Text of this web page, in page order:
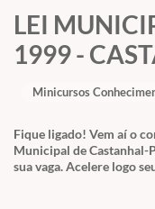
LEI
1999 -
Fique ligado! Vem aí o
Municipal de Castanhal-
sua vaga. Acelere logo
Minicursos